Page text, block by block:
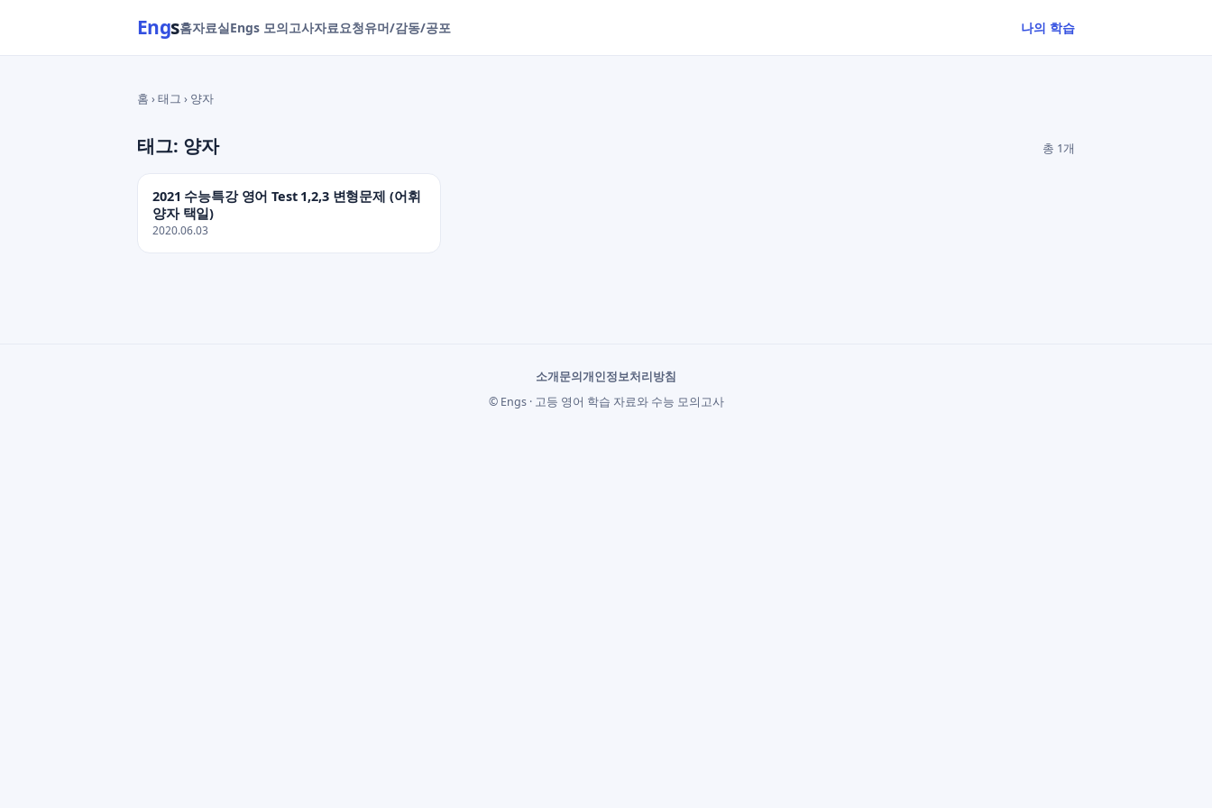
Engs홈자료실Engs 모의고사자료요청유머/감동/공포 나의 학습
홈 › 태그 › 양자
태그: 양자 총 1개
2021 수능특강 영어 Test 1,2,3 변형문제 (어휘
양자 택일)
2020.06.03
소개문의개인정보처리방침
© Engs · 고등 영어 학습 자료와 수능 모의고사